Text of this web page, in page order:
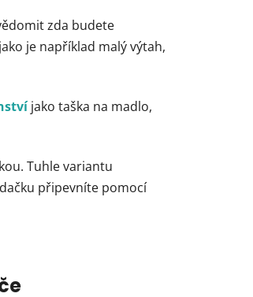
zda budete
je například malý výtah,
jako taška na madlo,
Tuhle variantu
připevníte pomocí